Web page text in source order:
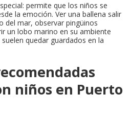
permite que los niños se
la emoción. Ver una ballena salir
del mar, observar pingüinos
un lobo marino en su ambiente
quedar guardados en la
niños en Puerto